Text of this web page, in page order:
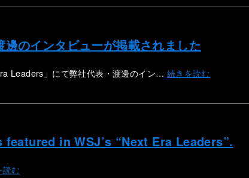
のインタビューが掲載されました
Leaders」にて弊社代表・渡邊のイン… 続きを読む
in WSJ’s “Next Era Leaders”.
読む